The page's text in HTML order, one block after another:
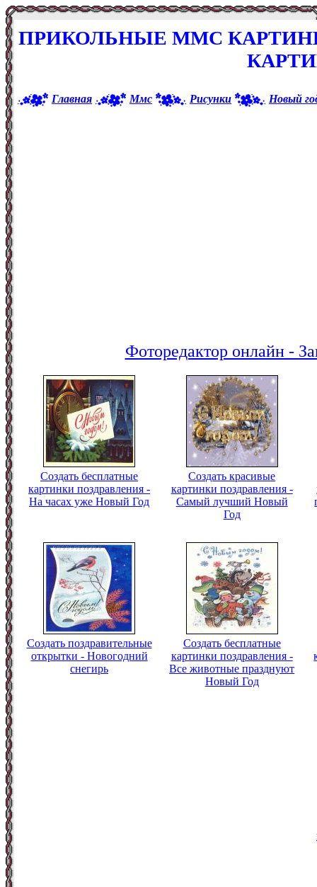
ПРИКОЛЬНЫЕ ММС
Главная Ммс Рисунки Новый
Фоторедактор онлайн -
Создать бесплатные
картинки поздравления -
На часах уже Новый Год
Создать красивые
картинки поздравления -
Самый лучший Новый
Год
Создать поздравительные
открытки - Новогодний
снегирь
Создать бесплатные
картинки поздравления -
Все животные празднуют
Новый Год